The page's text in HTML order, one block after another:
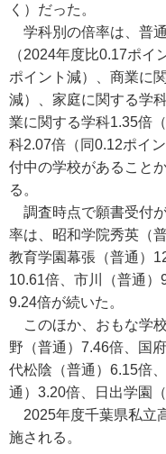
く）だった。
学科別の倍率は、普
（2024年度比0.17ポイ
ポイント減）、商業に
減）、家庭に関する学
業に関する学科1.35倍
科2.07倍（同0.12ポイ
付中の学校があること
る。
調査時点で願書受付
率は、昭和学院秀英（
教育学園幕張（普通）
10.61倍、市川（普通）
9.24倍が続いた。
このほか、おもな学
野（普通）7.46倍、国
代松陰（普通）6.15倍
通）3.20倍、日出学園
2025年度千葉県私立
施される。